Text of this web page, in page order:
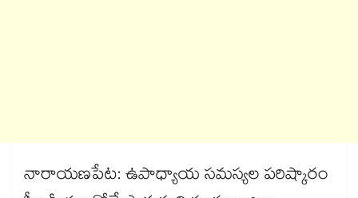
నారాయణపేట: ఉపాధ్యాయ సమస్యల పరిష్కారం